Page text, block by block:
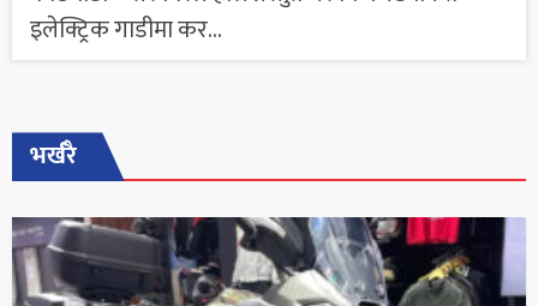
इलेक्ट्रिक गाडीमा कर...
भर्खरै